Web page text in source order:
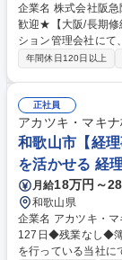
企業名 株式会社阪急阪神ハウジ
歓迎★【大阪/長期修繕計
ション管理会社にて
管理物件の修繕計
し、屋上防水工事、
ついて、適切な時期
金の収支バランスを
す。月に約5件のペ
変更範囲】当社の指定する業務 募集職種 ★未
阪/長期修繕計画】■
年間休日120日以上
正社員
アカツキ・マキ
和歌山市【経
を活かせる 経
月給18万円～
和歌山県
企業名 アカツキ・マキナ株式会社 求人名
127日◆残業なし◆簿記2級を活かせる
を行っている当社に